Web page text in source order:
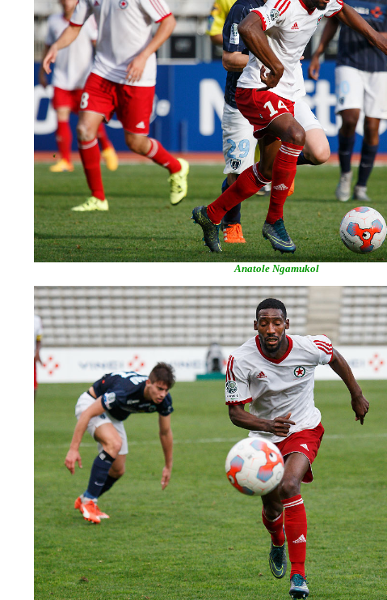
Anatole Ngamukol